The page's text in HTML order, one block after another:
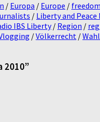
/ Europa / Europe /
/ Liberty and Peace
IBS Liberty/ Region /
/Völkerrecht /
2010”